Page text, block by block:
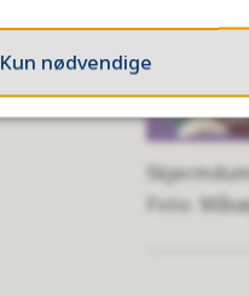
Kun nødvendige